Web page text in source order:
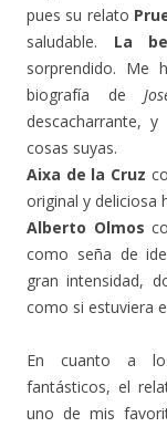
pues su relato
saludable. La
sorprendido. Me
biografía de
descacharrante,
cosas suyas.
Aixa de la Cruz
original y deliciosa
Alberto Olmos
como seña de
gran intensidad,
como si estuviera
En cuanto a
fantásticos, el
uno de mis